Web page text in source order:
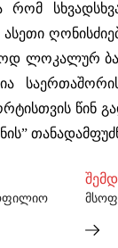
რომ
ლოკალურ
წინ